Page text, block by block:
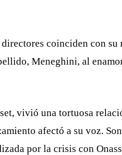
coinciden con su
Meneghini, al
vivió una tortuosa
afectó a su voz.
por la crisis con